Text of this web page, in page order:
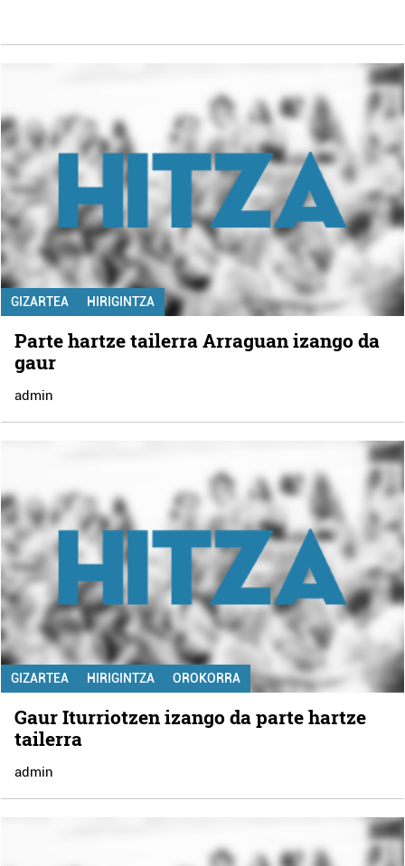
GIZARTEA HIRIGINTZA
Parte hartze tailerra Arraguan izango da
gaur
admin
GIZARTEA HIRIGINTZA OROKORRA
Gaur Iturriotzen izango da parte hartze
tailerra
admin